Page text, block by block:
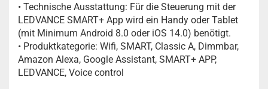
• Technische Ausstattung: Für die Steuerung mit der
LEDVANCE SMART+ App wird ein Handy oder Tablet
(mit Minimum Android 8.0 oder iOS 14.0) benötigt.
• Produktkategorie: Wifi, SMART, Classic A, Dimmbar,
Amazon Alexa, Google Assistant, SMART+ APP,
LEDVANCE, Voice control